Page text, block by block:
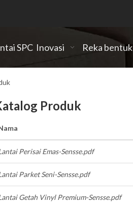
SPC Inovasi Reka bentuk
Produk
Perisai Emas-Sensse.pdf
Parket Seni-Sensse.pdf
Getah Vinyl Premium-Sensse.pdf